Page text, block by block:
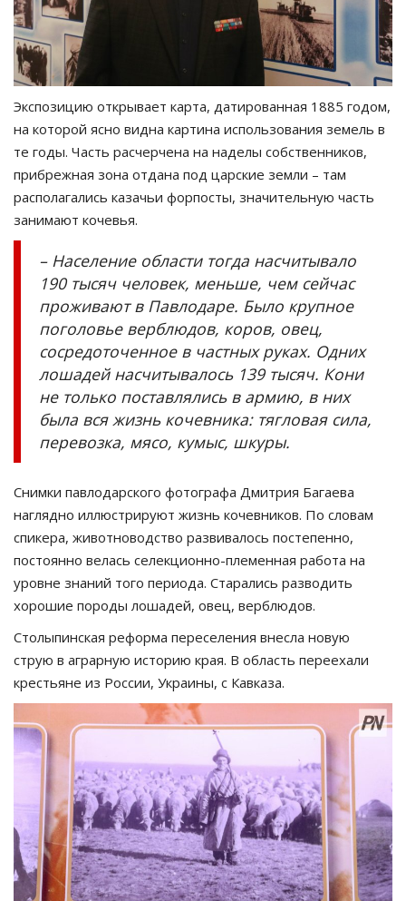
Экспозицию открывает карта, датированная 1885 годом,
на которой ясно видна картина использования земель в
те годы. Часть расчерчена на наделы собственников,
прибрежная зона отдана под царские земли – там
располагались казачьи форпосты, значительную часть
занимают кочевья.
– Население области тогда насчитывало
190 тысяч человек, меньше, чем сейчас
проживают в Павлодаре. Было крупное
поголовье верблюдов, коров, овец,
сосредоточенное в частных руках. Одних
лошадей насчитывалось 139 тысяч. Кони
не только поставлялись в армию, в них
была вся жизнь кочевника: тягловая сила,
перевозка, мясо, кумыс, шкуры.
Снимки павлодарского фотографа Дмитрия Багаева
наглядно иллюстрируют жизнь кочевников. По словам
спикера, животноводство развивалось постепенно,
постоянно велась селекционно-племенная работа на
уровне знаний того периода. Старались разводить
хорошие породы лошадей, овец, верблюдов.
Столыпинская реформа переселения внесла новую
струю в аграрную историю края. В область переехали
крестьяне из России, Украины, с Кавказа.